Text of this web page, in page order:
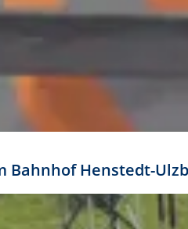
Bahnhof Henstedt-